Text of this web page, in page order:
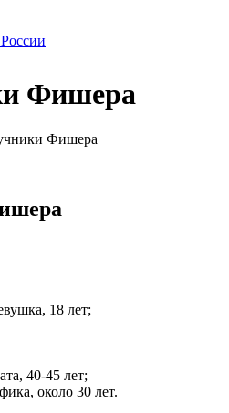
Фишера
Фишера
18 лет;
40-45 лет;
около 30 лет.